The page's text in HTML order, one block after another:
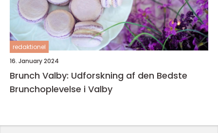
redaktionel
16. January 2024
Brunch Valby: Udforskning af den Bedste
Brunchoplevelse i Valby